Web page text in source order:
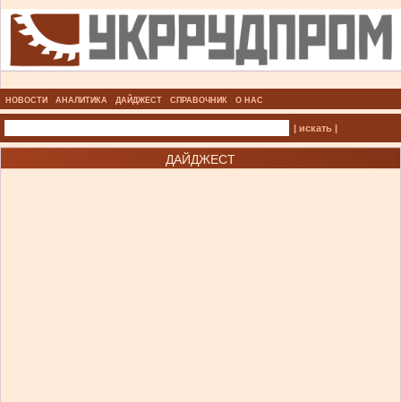
НОВОСТИ АНАЛИТИКА ДАЙДЖЕСТ СПРАВОЧНИК О НАС
| искать |
ДАЙДЖЕСТ